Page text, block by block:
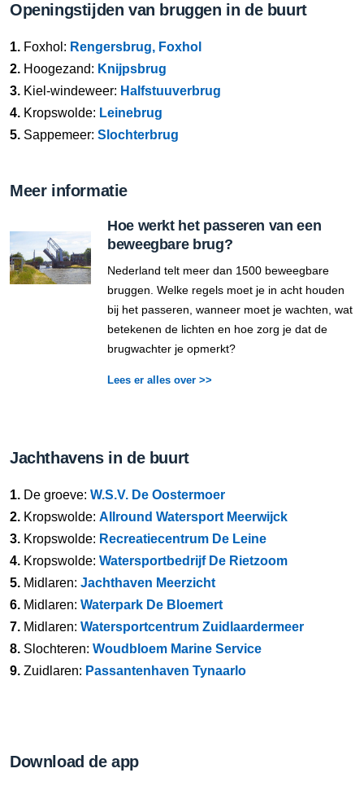
Openingstijden van bruggen in de buurt
1. Foxhol: Rengersbrug, Foxhol
2. Hoogezand: Knijpsbrug
3. Kiel-windeweer: Halfstuuverbrug
4. Kropswolde: Leinebrug
5. Sappemeer: Slochterbrug
Meer informatie
Hoe werkt het passeren van een
beweegbare brug?
Nederland telt meer dan 1500 beweegbare
bruggen. Welke regels moet je in acht houden
bij het passeren, wanneer moet je wachten, wat
betekenen de lichten en hoe zorg je dat de
brugwachter je opmerkt?
Lees er alles over >>
Jachthavens in de buurt
1. De groeve: W.S.V. De Oostermoer
2. Kropswolde: Allround Watersport Meerwijck
3. Kropswolde: Recreatiecentrum De Leine
4. Kropswolde: Watersportbedrijf De Rietzoom
5. Midlaren: Jachthaven Meerzicht
6. Midlaren: Waterpark De Bloemert
7. Midlaren: Watersportcentrum Zuidlaardermeer
8. Slochteren: Woudbloem Marine Service
9. Zuidlaren: Passantenhaven Tynaarlo
Download de app